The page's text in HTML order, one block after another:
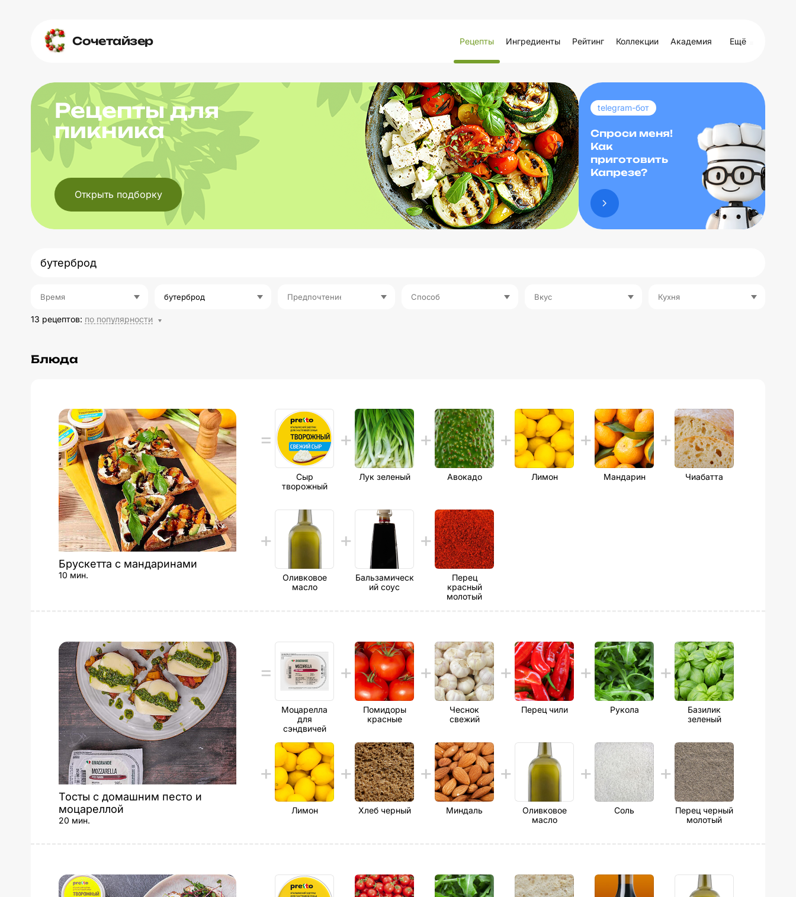
Сочетайзер Рецепты Ингредиенты Рейтинг Коллекции Академия Ещё
Рецепты для
пикника
Открыть подборку
telegram-бот
Спроси меня!
Как
приготовить
Капрезе?
Время бутерброд Предпочтение Способ Вкус Кухня
13 рецептов: по популярности
Блюда
Брускетта с мандаринами
10 мин.
Сыр
творожный
Лук зеленый Авокадо Лимон Мандарин Чиабатта
Оливковое
масло
Бальзамическ
ий соус
Перец
красный
молотый
Тосты с домашним песто и
моцареллой
20 мин.
Моцарелла
для
сэндвичей
Помидоры
красные
Чеснок
свежий
Перец чили Рукола
Базилик
зеленый
Лимон Хлеб черный Миндаль
Оливковое
масло
Соль
Перец черный
молотый